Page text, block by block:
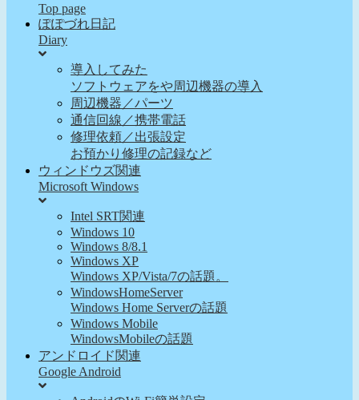
Top page
ぽぽづれ日記
Diary
導入してみた
ソフトウェアをや周辺機器の導入
周辺機器／パーツ
通信回線／携帯電話
修理依頼／出張設定
お預かり修理の記録など
ウィンドウズ関連
Microsoft Windows
Intel SRT関連
Windows 10
Windows 8/8.1
Windows XP
Windows XP/Vista/7の話題。
WindowsHomeServer
Windows Home Serverの話題
Windows Mobile
WindowsMobileの話題
アンドロイド関連
Google Android